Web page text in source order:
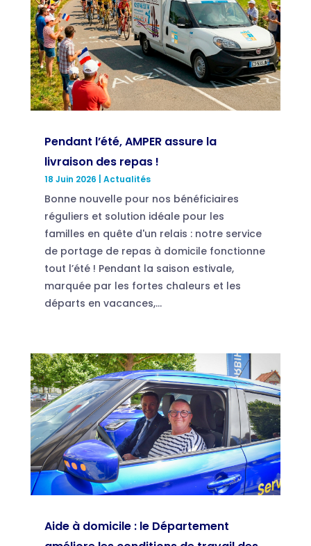
Pendant l’été, AMPER assure la
livraison des repas !
18 Juin 2026 Actualités
Bonne nouvelle pour nos bénéficiaires
réguliers et solution idéale pour les
familles en quête d'un relais : notre service
de portage de repas à domicile fonctionne
tout l’été ! Pendant la saison estivale,
marquée par les fortes chaleurs et les
départs en vacances,...
Aide à domicile : le Département